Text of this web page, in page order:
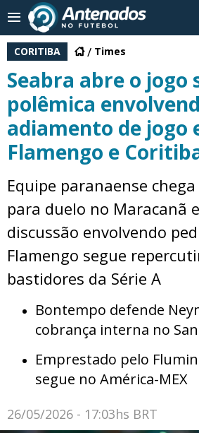
CORITIBA Times
Seabra abre o jogo
polêmica
adiamento de jogo
Flamengo e
Equipe paranaense
para duelo no Maracanã
discussão envolvendo
Flamengo segue
bastidores da Série A
Bontempo defende
cobrança interna no
Emprestado pelo
segue no América-MEX
26/05/2026 - 17:03hs BRT